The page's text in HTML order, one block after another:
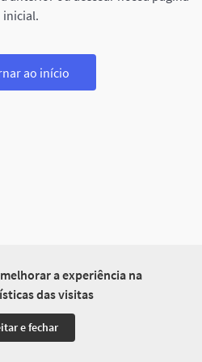
a experiência na
das visitas
e fechar
inicial.
ao início